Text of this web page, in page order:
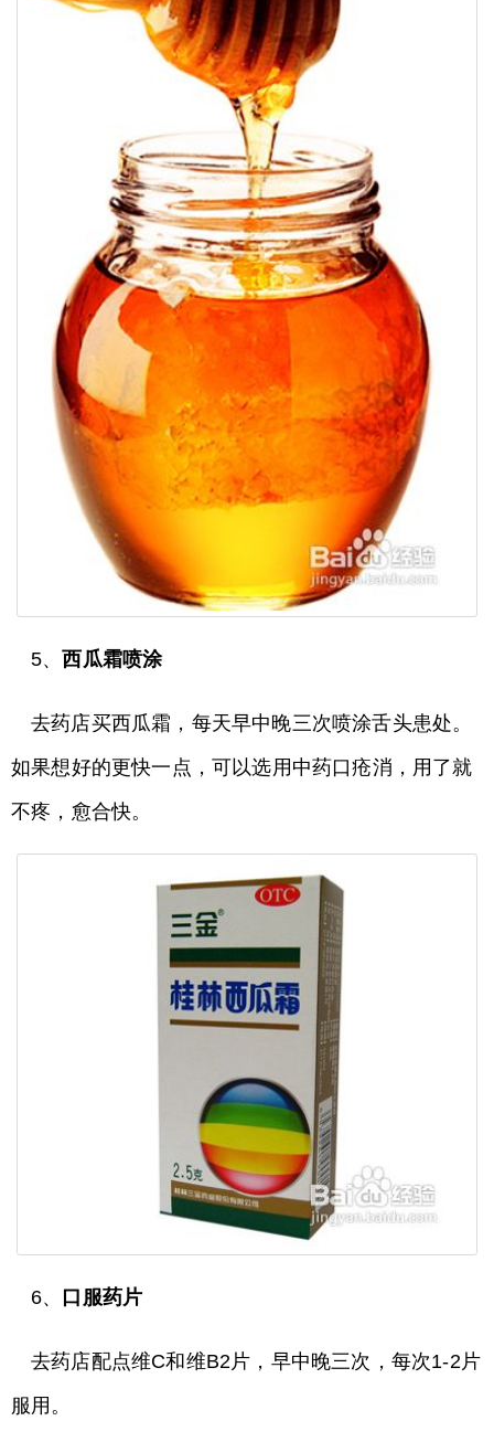
5、西瓜霜喷涂
去药店买西瓜霜，每天早中晚三次喷涂舌头患处。
如果想好的更快一点，可以选用中药口疮消，用了就
不疼，愈合快。
6、 口服药片
去药店配点维C和维B2片，早中晚三次，每次1-2片
服用。